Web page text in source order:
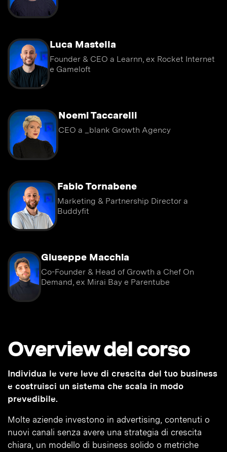
Luca Mastella
Founder & CEO a Learnn, ex Rocket Internet
e Gameloft
Noemi Taccarelli
CEO a _blank Growth Agency
Fabio Tornabene
Marketing & Partnership Director a
Buddyfit
Giuseppe Macchia
Co-Founder & Head of Growth a Chef On
Demand, ex Mirai Bay e Parentube
Overview del corso
Individua le vere leve di crescita del tuo business
e costruisci un sistema che scala in modo
prevedibile.
Molte aziende investono in advertising, contenuti o
nuovi canali senza avere una strategia di crescita
chiara, un modello di business solido o metriche